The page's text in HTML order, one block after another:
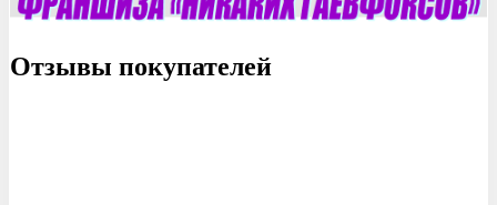
Отзывы покупателей